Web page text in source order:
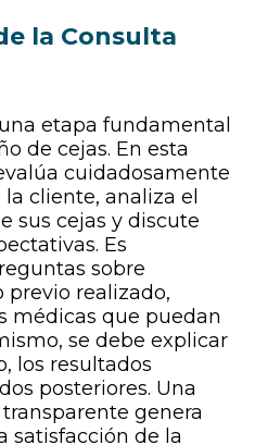
la Consulta
etapa fundamental
de cejas. En esta
cuidadosamente
cliente, analiza el
sus cejas y discute
Es
sobre
realizado,
médicas que puedan
se debe explicar
los resultados
posteriores. Una
genera
satisfacción de la